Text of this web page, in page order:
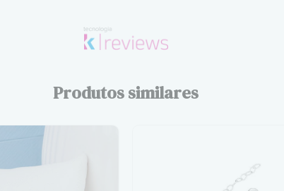
Produtos similares